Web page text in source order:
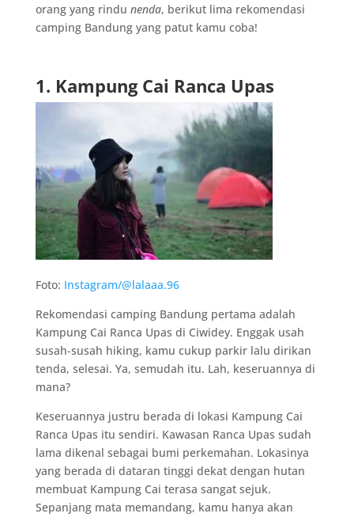
orang yang rindu nenda, berikut lima rekomendasi
camping Bandung yang patut kamu coba!
1. Kampung Cai Ranca Upas
Foto: Instagram/@lalaaa.96
Rekomendasi camping Bandung pertama adalah
Kampung Cai Ranca Upas di Ciwidey. Enggak usah
susah-susah hiking, kamu cukup parkir lalu dirikan
tenda, selesai. Ya, semudah itu. Lah, keseruannya di
mana?
Keseruannya justru berada di lokasi Kampung Cai
Ranca Upas itu sendiri. Kawasan Ranca Upas sudah
lama dikenal sebagai bumi perkemahan. Lokasinya
yang berada di dataran tinggi dekat dengan hutan
membuat Kampung Cai terasa sangat sejuk.
Sepanjang mata memandang, kamu hanya akan